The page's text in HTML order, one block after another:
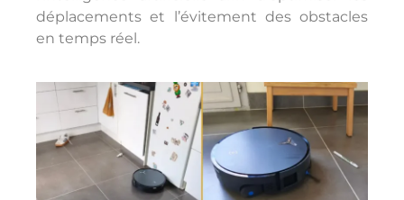
déplacements et l’évitement des obstacles
en temps réel.